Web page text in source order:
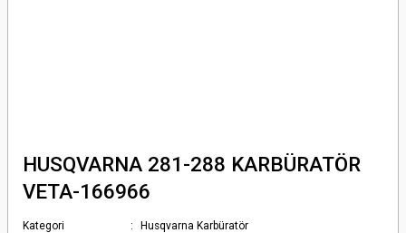
HUSQVARNA 281-288 KARBÜRATÖR
VETA-166966
Kategori
Husqvarna Karbüratör